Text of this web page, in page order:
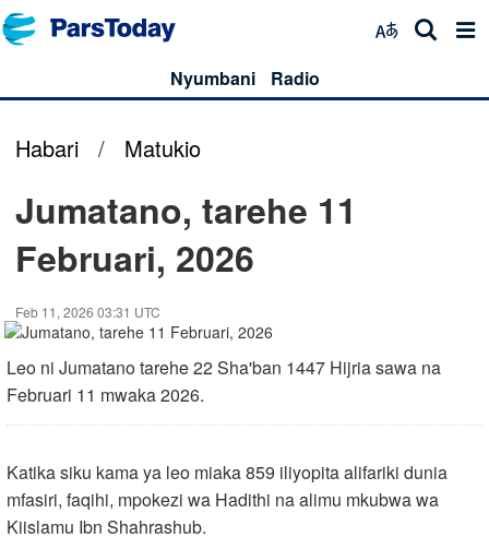
Nyumbani Radio
Habari / Matukio
Jumatano, tarehe 11
Februari, 2026
Feb 11, 2026 03:31 UTC
Leo ni Jumatano tarehe 22 Sha'ban 1447 Hijria sawa na
Februari 11 mwaka 2026.
Katika siku kama ya leo miaka 859 iliyopita alifariki dunia
mfasiri, faqihi, mpokezi wa Hadithi na alimu mkubwa wa
Kiislamu Ibn Shahrashub.